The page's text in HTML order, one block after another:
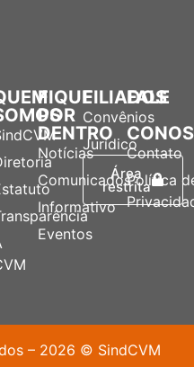
QUEM
SOMOS
SindCVM
FIQUE
POR
DENTRO
Notícias
Comunicados
Informativo
Eventos
FILIADOS
Convênios
Jurídico
Área
restrita
FALE
Contato
Política
– 2026 © SindCVM